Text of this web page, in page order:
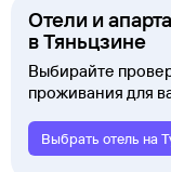
Отели и
в Тяньцзине
Выбирайте
проживания для
Выбрать отель на